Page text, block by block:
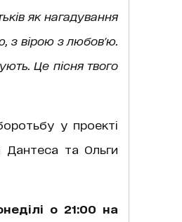
як нагадування
з вірою з любов'ю.
Це пісня твого
у проекті
Дантеса та Ольги
о 21:00 на